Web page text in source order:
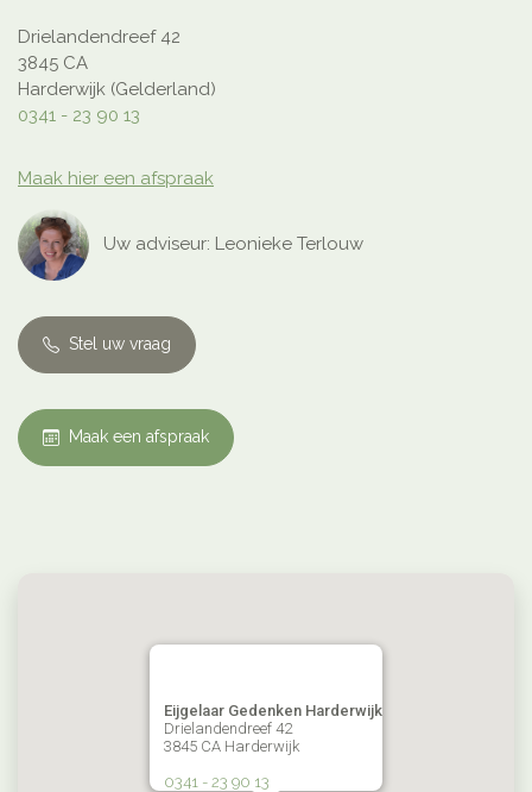
Drielandendreef 42
3845 CA
Harderwijk (Gelderland)
0341 - 23 90 13
Maak hier een afspraak
Uw adviseur: Leonieke Terlouw
Stel uw vraag
Maak een afspraak
Eijgelaar Gedenken Harderwijk
Drielandendreef 42
3845 CA Harderwijk
0341 - 23 90 13